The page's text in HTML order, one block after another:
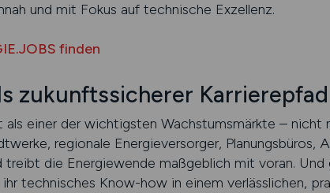
und mit Fokus auf technische Exzellenz.
finden
zukunftssicherer
einer der wichtigsten Wachstumsmärkte – nicht
regionale Energieversorger, Planungsbüros,
treibt die Energiewende maßgeblich mit voran.
technisches Know-how in einem verlässlichen,